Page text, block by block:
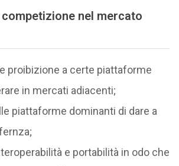
nel mercato
proibizione a certe piattaforme
in mercati adiacenti;
piattaforme dominanti di dare a
e portabilità in odo che